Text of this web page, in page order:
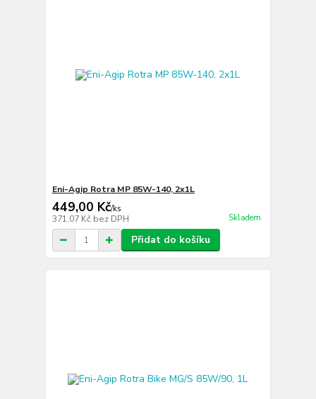
Eni-Agip Rotra MP 85W-140, 2x1L
449,00 Kč/ks
371,07 Kč bez DPH Skladem
Přidat do košíku